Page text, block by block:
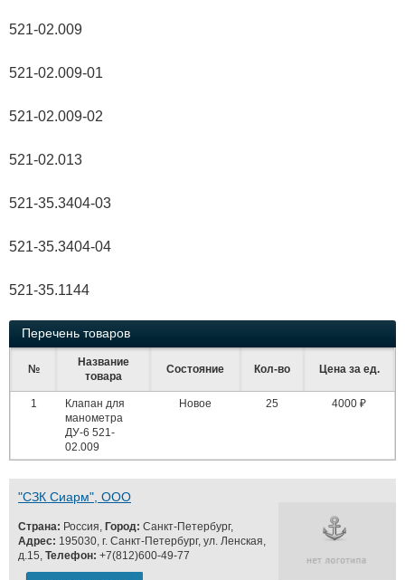
521-02.009
521-02.009-01
521-02.009-02
521-02.013
521-35.3404-03
521-35.3404-04
521-35.1144
Перечень товаров
№
Название
товара
Состояние Кол-во Цена за ед.
1
Клапан для
манометра
ДУ-6 521-
02.009
Новое 25 4000 ₽
"СЗК Сиарм", ООО
Страна: Россия, Город: Санкт-Петербург,
Адрес: 195030, г. Санкт-Петербург, ул. Ленская,
д.15, Телефон: +7(812)600-49-77